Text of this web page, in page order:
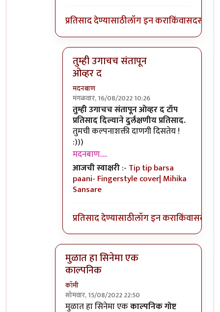
प्रतिसाद देण्यासाठीलॉग इन कराकिंवासदस्य व्हा
तुम्ही उगाचच संतापून
ओव्हर द
मदनबाण
मंगळवार, 16/08/2022 10:26
In reply toतुम्ही उगाचच संतापून ओव्हर द
तुम्ही उगाचच संतापून ओव्हर द टॉप
प्रतिसाद दिल्याने दुर्लक्षणीय प्रतिसाद.
तुमची कल्पनाशक्ती दाणगी दिसतेय !
:)))
मदनबाण.....
आजची स्वाक्षरी:- Tip tip barsa
paani- Fingerstyle cover| Mihika
Sansare
प्रतिसाद देण्यासाठीलॉग इन कराकिंवासदस्य
मुळात हा सिनेमा एक
काल्पनिक
कॉमी
सोमवार, 15/08/2022 22:50
In reply toतो पाकिस्तान कसा हलकट आहे हे
मुळात हा सिनेमा एककाल्पनिक गोष्ट